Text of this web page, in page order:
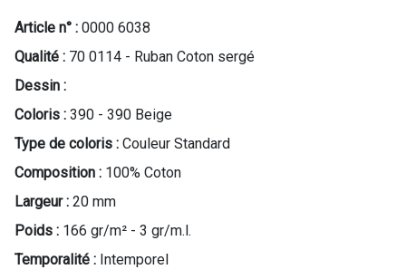
Article n° : 0000 6038
Qualité : 70 0114 - Ruban Coton sergé
Dessin :
Coloris : 390 - 390 Beige
Type de coloris : Couleur Standard
Composition : 100% Coton
Largeur : 20 mm
Poids : 166 gr/m² - 3 gr/m.l.
Temporalité : Intemporel